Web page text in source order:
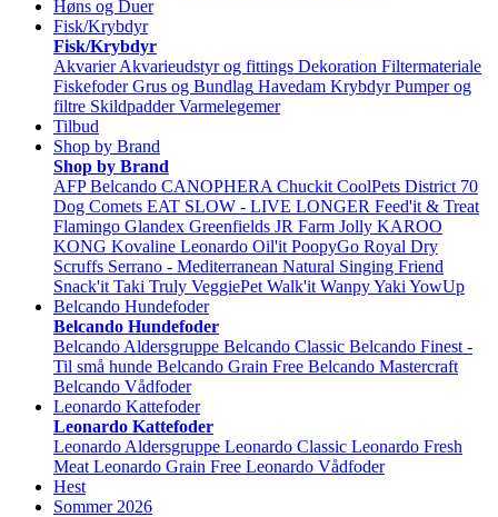
Høns og Duer
Fisk/Krybdyr
Fisk/Krybdyr
Akvarier Akvarieudstyr og fittings Dekoration Filtermateriale
Fiskefoder Grus og Bundlag Havedam Krybdyr Pumper og
filtre Skildpadder Varmelegemer
Tilbud
Shop by Brand
Shop by Brand
AFP Belcando CANOPHERA Chuckit CoolPets District 70
Dog Comets EAT SLOW - LIVE LONGER Feed'it & Treat
Flamingo Glandex Greenfields JR Farm Jolly KAROO
KONG Kovaline Leonardo Oil'it PoopyGo Royal Dry
Scruffs Serrano - Mediterranean Natural Singing Friend
Snack'it Taki Truly VeggiePet Walk'it WanpyYaki YowUp
Belcando Hundefoder
Belcando Hundefoder
Belcando Aldersgruppe Belcando Classic Belcando Finest -
Til små hunde Belcando Grain Free Belcando Mastercraft
Belcando Vådfoder
Leonardo Kattefoder
Leonardo Kattefoder
Leonardo Aldersgruppe Leonardo Classic Leonardo Fresh
Meat Leonardo Grain Free Leonardo Vådfoder
Hest
Sommer 2026